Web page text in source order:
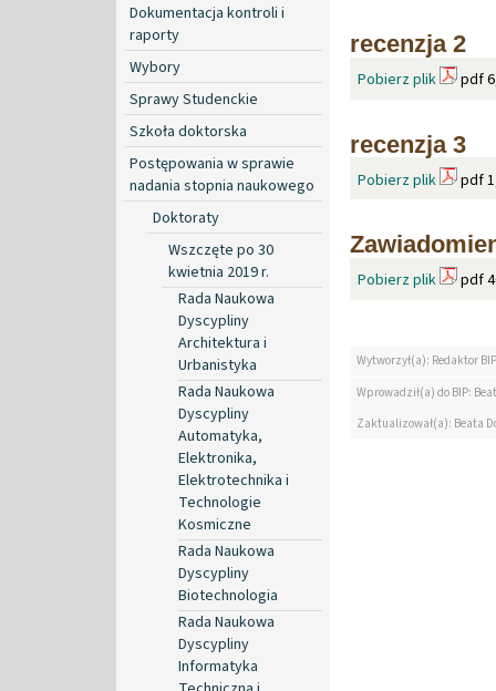
Dokumentacja kontroli i
raporty
Wybory
Sprawy Studenckie
Szkoła doktorska
Postępowania w sprawie
nadania stopnia naukowego
Doktoraty
Wszczęte po 30
kwietnia 2019 r.
Rada Naukowa
Dyscypliny
Architektura i
Urbanistyka
Rada Naukowa
Dyscypliny
Automatyka,
Elektronika,
Elektrotechnika i
Technologie
Kosmiczne
Rada Naukowa
Dyscypliny
Biotechnologia
Rada Naukowa
Dyscypliny
Informatyka
recenzja 2
Pobierz plik pdf
recenzja 3
Pobierz plik pdf
Pobierz plik pdf
Wytworzył(a): Redaktor BIP
Wprowadził(a) do BIP:
Zaktualizował(a): Beata